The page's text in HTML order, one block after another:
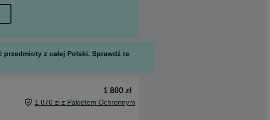
z całej Polski. Sprawdź te
1 800 zł
1 870 zł z Pakietem Ochronnym